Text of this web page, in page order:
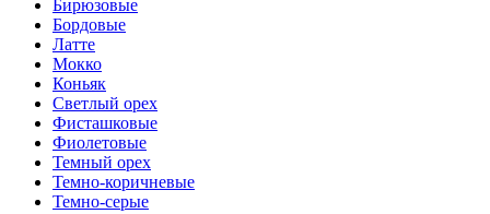
Бирюзовые
Бордовые
Латте
Мокко
Коньяк
Светлый орех
Фисташковые
Фиолетовые
Темный орех
Темно-коричневые
Темно-серые